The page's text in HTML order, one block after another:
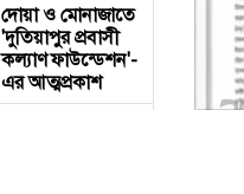
দোয়া ও মোনাজাতে
'দুতিয়াপুর প্রবাসী
কল্যাণ ফাউন্ডেশন'-
এর আত্মপ্রকাশ